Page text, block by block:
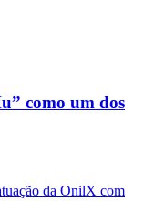
como um dos